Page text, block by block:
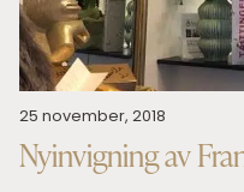
25 november, 2018
Nyinvigning av